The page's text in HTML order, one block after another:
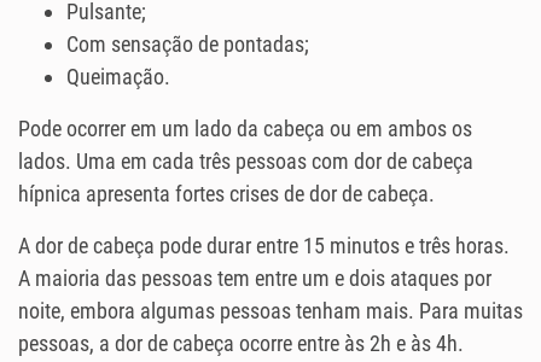
Pulsante;
Com sensação de pontadas;
Queimação.
Pode ocorrer em um lado da cabeça ou em ambos os
lados. Uma em cada três pessoas com dor de cabeça
hípnica apresenta fortes crises de dor de cabeça.
A dor de cabeça pode durar entre 15 minutos e três horas.
A maioria das pessoas tem entre um e dois ataques por
noite, embora algumas pessoas tenham mais. Para muitas
pessoas, a dor de cabeça ocorre entre às 2h e às 4h.